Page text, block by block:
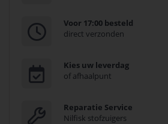
Voor 17:00 besteld
direct verzonden
Kies uw leverdag
of afhaalpunt
Reparatie Service
Nilfisk stofzuigers